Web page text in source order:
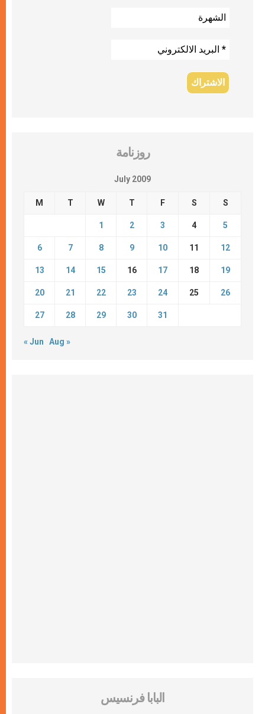
روزنامة
July 2009
M T W T F S S
1 2 3 4 5
6 7 8 9 10 11 12
13 14 15 16 17 18 19
20 21 22 23 24 25 26
27 28 29 30 31
« Jun Aug »
البابا فرنسيس